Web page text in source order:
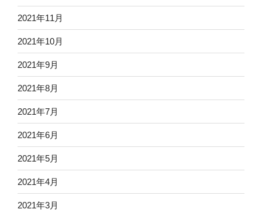
2021年11月
2021年10月
2021年9月
2021年8月
2021年7月
2021年6月
2021年5月
2021年4月
2021年3月